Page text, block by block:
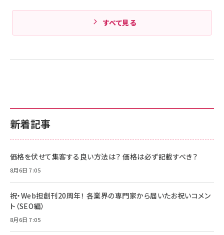
新着記事
価格を伏せて集客する良い方法は？ 価格は必ず記載すべき？
8月6日 7:05
祝・Web担創刊20周年！ 各業界の専門家から届いたお祝いコメン
ト（SEO編）
8月6日 7:05
すべて見る